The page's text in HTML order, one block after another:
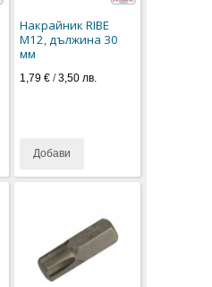
Накрайник RIBE
M12, дължина 30
мм
1,79 €/3,50 лв.
Добави